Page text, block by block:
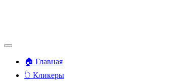
🏠 Главная
👆 Кликеры